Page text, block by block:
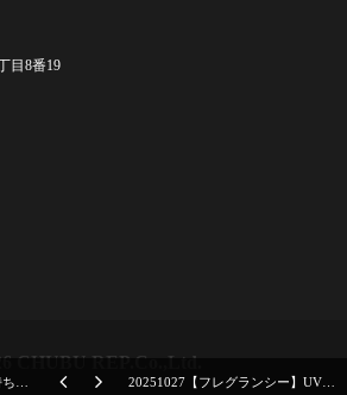
目8番19
CHUBU REP.Co.,Ltd.